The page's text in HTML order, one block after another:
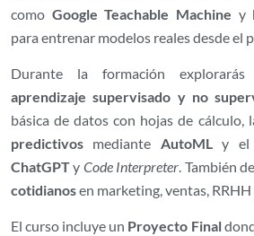
como Google Teachable Machine y
para entrenar modelos reales desde el
Durante la formación
aprendizaje supervisado y no
básica de datos con hojas de cálculo,
predictivosmediante AutoMLy el
ChatGPTy Code Interpreter. También
cotidianosen marketing, ventas,
El curso incluye un Proyecto Final